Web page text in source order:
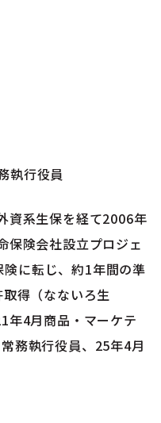
執行役員
資系生保を経て2006年
保険会社設立プロジェ
に転じ、約1年間の準
得（なないろ生
年4月商品・マーケテ
務執行役員、25年4月